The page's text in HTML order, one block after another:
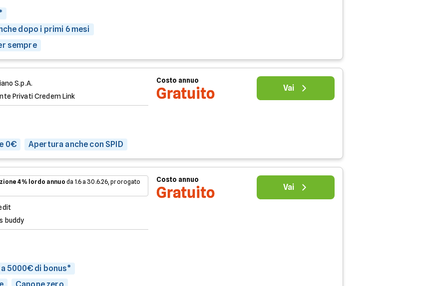
dopo i primi 6 mesi
sempre
S.p.A.
Privati Credem Link
0€ Apertura anche con SPID
Costo annuo
Gratuito Vai
4% lordo annuoda 1.6 a 30.6.26, prorogato
buddy
a 5000€ di bonus*
Costo annuo
Gratuito Vai